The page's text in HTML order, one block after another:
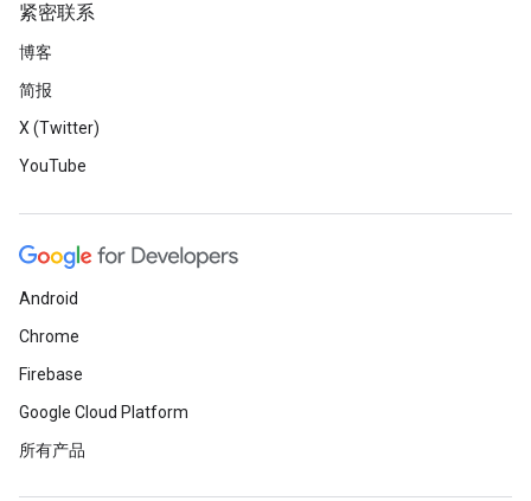
紧密联系
博客
简报
X (Twitter)
YouTube
Android
Chrome
Firebase
Google Cloud Platform
所有产品